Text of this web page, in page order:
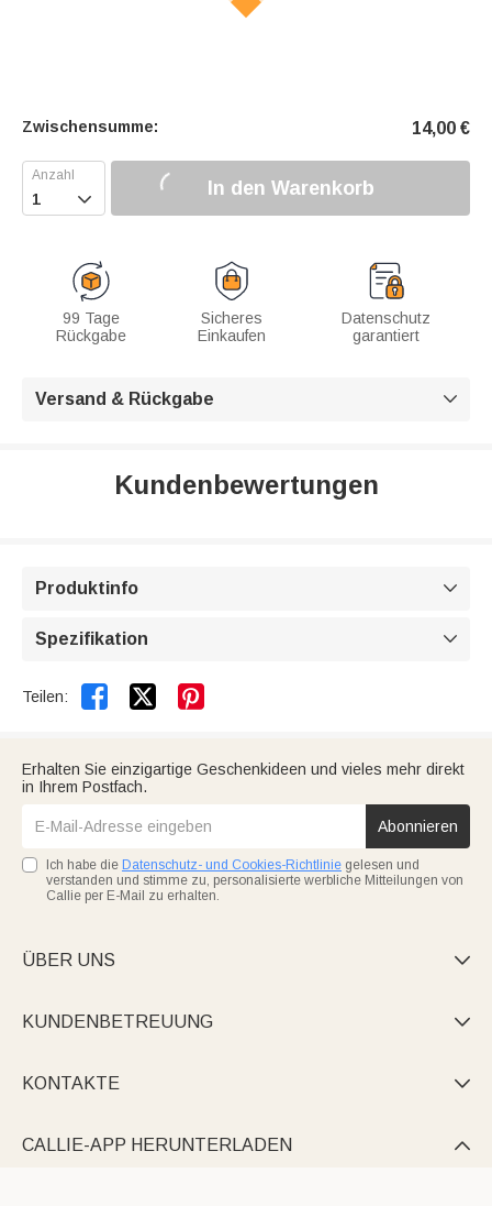
Zwischensumme: 14,00 €
 In den Warenkorb
99 Tage
Rückgabe
Sicheres
Einkaufen
Datenschutz
garantiert
Versand & Rückgabe 
Kundenbewertungen
Produktinfo 
Spezifikation 
Teilen:  
Erhalten Sie einzigartige Geschenkideen und vieles mehr direkt
in Ihrem Postfach.
Abonnieren
Ich habe die Datenschutz- und Cookies-Richtlinie gelesen und
verstanden und stimme zu, personalisierte werbliche Mitteilungen von
Callie per E-Mail zu erhalten.
ÜBER UNS 
KUNDENBETREUUNG 
KONTAKTE 
CALLIE-APP HERUNTERLADEN 